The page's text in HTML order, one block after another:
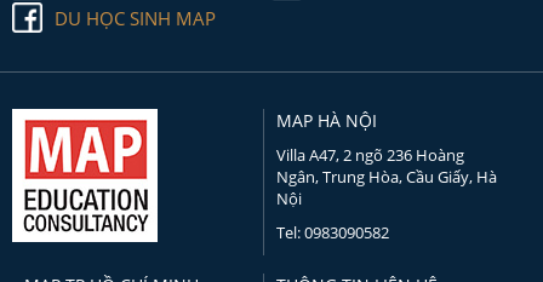
DU HỌC SINH MAP
MAP HÀ NỘI
Villa A47, 2 ngõ 236 Hoàng
Ngân, Trung Hòa, Cầu Giấy, Hà
Nội
Tel: 0983090582